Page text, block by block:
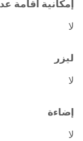
إمكانية
لا
ليزر
لا
إضاءة
لا